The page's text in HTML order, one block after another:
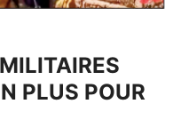
PLUS POUR